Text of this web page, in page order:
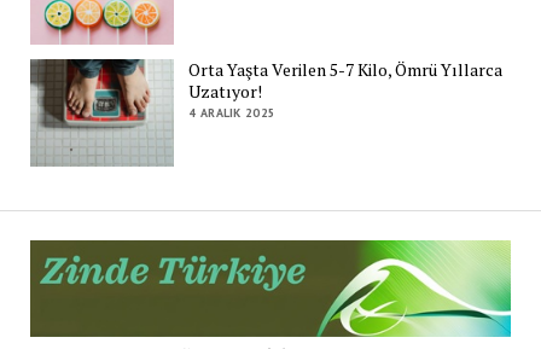
Orta Yaşta Verilen 5-7 Kilo, Ömrü Yıllarca
Uzatıyor!
4 ARALIK 2025